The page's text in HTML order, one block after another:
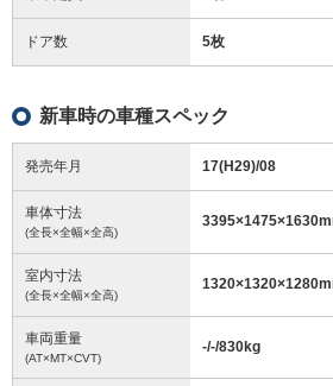
ドア数 5枚
新車時の車種スペック
発売年月 17(H29)/08
車体寸法
(全長×全幅×全高)
3395×1475×1630
室内寸法
(全長×全幅×全高)
1320×1320×1280
車両重量
(AT×MT×CVT)
-/-/830kg